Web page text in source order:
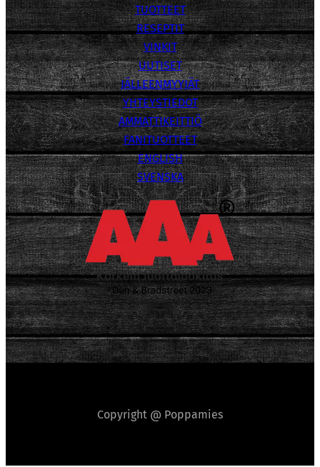
TUOTTEET
RESEPTIT
VINKIT
UUTISET
JÄLLEENMYYJÄT
YHTEYSTIEDOT
AMMATTIKEITTIÖ
FANITUOTTEET
ENGLISH
SVENSKA
Copyright @ Poppamies